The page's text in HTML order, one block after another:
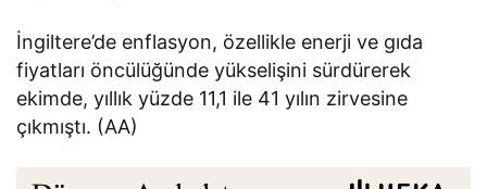
İngiltere’de enflasyon, özellikle enerji ve gıda
fiyatları öncülüğünde yükselişini sürdürerek
ekimde, yıllık yüzde 11,1 ile 41 yılın zirvesine
çıkmıştı. (AA)